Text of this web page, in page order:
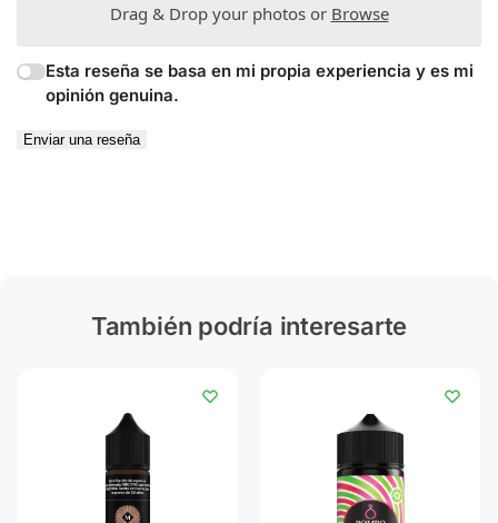
Drag & Drop your photos or Browse
Esta reseña se basa en mi propia experiencia y es mi
opinión genuina.
Enviar una reseña
También podría interesarte